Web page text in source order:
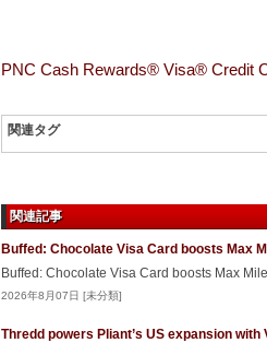
PNC Cash Rewards® Visa® Credit
関連タグ
関連記事
Buffed: Chocolate Visa Card boosts Max
Buffed: Chocolate Visa Card boosts Max
2026年8月07日 [未分類]
Thredd powers Pliant’s US expansion with